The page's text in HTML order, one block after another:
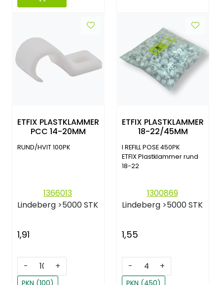
ETFIX PLASTKLAMMER
PCC 14-20MM
RUND/HVIT 100PK
1366013
Lindeberg >5000 STK
1,91
- +
ETFIX PLASTKLAMMER
18-22/45MM
I REFILL POSE 450PK
ETFIX Plastklammer rund
18-22
1300869
Lindeberg >5000 STK
1,55
- +